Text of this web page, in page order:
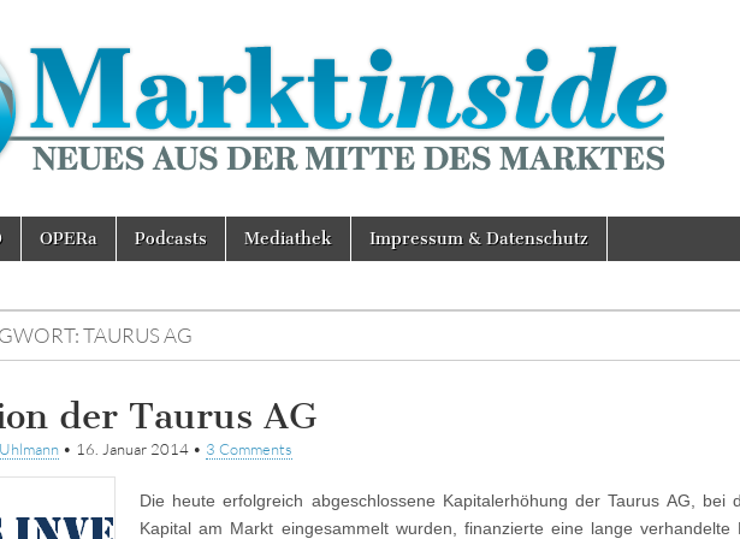
OPERa Podcasts Mediathek Impressum & Datenschutz
TAURUS AG
der Taurus AG
• 16. Januar 2014 • 3 Comments
Die heute erfolgreich abgeschlossene Kapitalerhöhung der Taurus AG, bei
Kapital am Markt eingesammelt wurden, finanzierte eine lange verhandelte